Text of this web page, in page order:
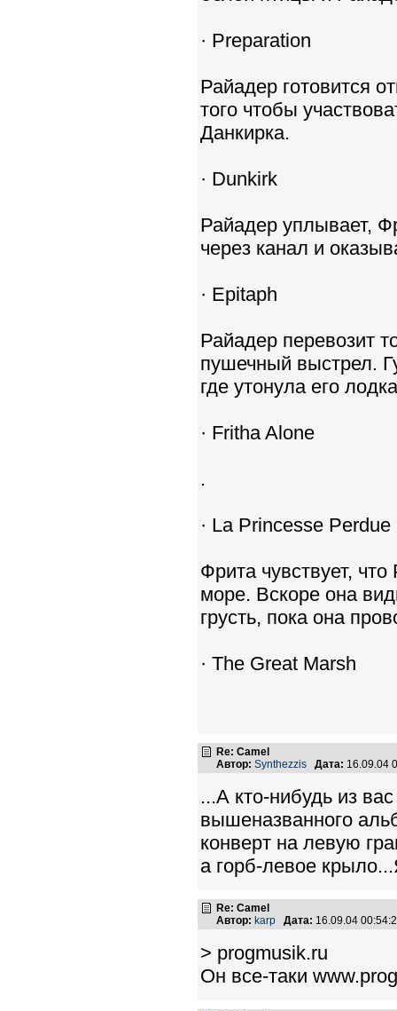
· Preparation
Райадер готовится
того чтобы
Данкирка.
· Dunkirk
Райадер уплывает,
через канал и
· Epitaph
Райадер перевозит
пушечный выстрел.
где утонула его
· Fritha Alone
.
· La Princesse Perdue
Фрита чувствует,
море. Вскоре она
грусть, пока она
· The Great Marsh
Re: Camel
Автор: Synthezzis Дата: 16.09.04
...А кто-нибудь из
вышеназванного
конверт на левую
а горб-левое
Re: Camel
Автор: karp Дата: 16.09.04
> progmusik.ru
Он все-таки